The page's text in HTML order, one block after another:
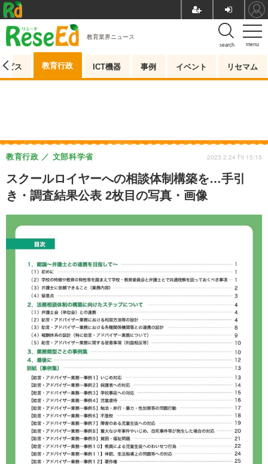
menu
search
教育業界ニュース
ビス 教育行政 ICT機器 事例 イベント リセマム
スクールロイヤーへの相談体制構築を…手引
き・調査結果公表 2枚目の写真・画像
教育行政 文部科学省 2023.2.24 Fri 15:15